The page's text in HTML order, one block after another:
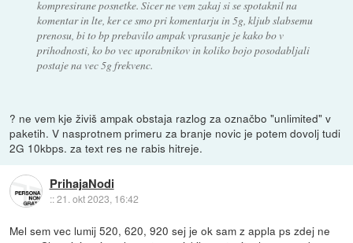
kompresirane posnetke. Sicer ne vem zakaj si se spotaknil na
komentar in lte, ker ce smo pri komentarju in 5g, kljub slabsemu
prenosu, bi to bp prebavilo ampak vprasanje je kako bo v
prihodnosti, ko bo vec uporabnikov in koliko bojo posodabljali
postaje na vec 5g frekvenc.
? ne vem kje živiš ampak obstaja razlog za označbo "unlimited" v
paketih. V nasprotnem primeru za branje novic je potem dovolj tudi
2G 10kbps. za text res ne rabis hitreje.
PrihajaNodi
::21. okt 2023, 16:42
Mel sem vec lumij 520, 620, 920 sej je ok sam z appla ps zdej ne